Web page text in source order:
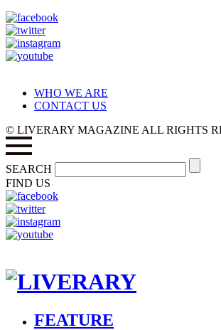
WHO WE ARE
CONTACT US
© LIVERARY MAGAZINE ALL RIGHTS
SEARCH
FIND US
FEATURE